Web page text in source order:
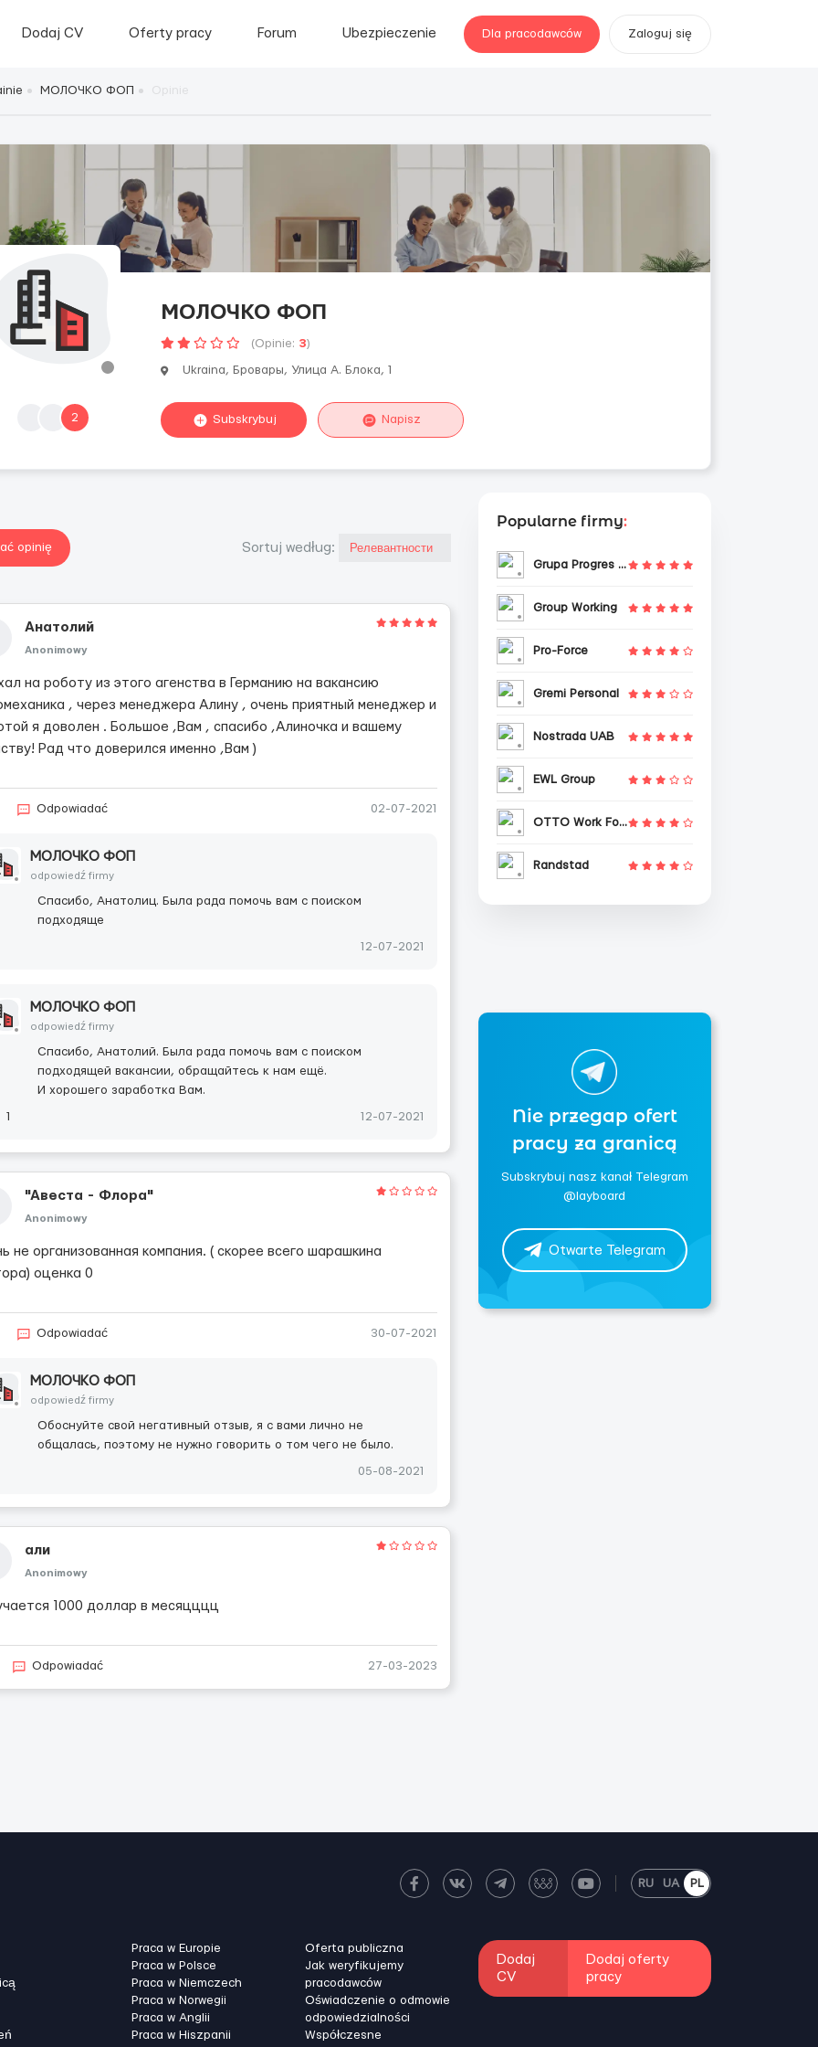
Dodaj CV Oferty pracy Forum Ubezpieczenie Dla pracodawców Zaloguj się
МОЛОЧКО ФОП
2
МОЛОЧКО ФОП
(Opinie: 3)
Ukraina, Бровары, Улица А. Блока, 1
Subskrybuj Napisz
opinię Sortuj według:
Анатолий
Anonimowy
на роботу из этого агенства в Германию на вакансию
, через менеджера Алину , очень приятный менеджер и
я доволен . Большое ,Вам , спасибо ,Алиночка и вашему
Рад что доверился именно ,Вам )
Odpowiadać 02-07-2021
МОЛОЧКО ФОП
odpowiedź firmy
Спасибо, Анатолиц. Была рада помочь вам с поиском
подходяще
12-07-2021
МОЛОЧКО ФОП
odpowiedź firmy
Спасибо, Анатолий. Была рада помочь вам с поиском
подходящей вакансии, обращайтесь к нам ещё.
И хорошего заработка Вам.
1 12-07-2021
"Авеста - Флора"
Anonimowy
не организованная компания. ( скорее всего шарашкина
оценка 0
Odpowiadać 30-07-2021
МОЛОЧКО ФОП
odpowiedź firmy
Обоснуйте свой негативный отзыв, я с вами лично не
общалась, поэтому не нужно говорить о том чего не было.
05-08-2021
али
Anonimowy
1000 доллар в месяцццц
Odpowiadać 27-03-2023
Popularne firmy:
Grupa Progres Sp. z o.o.
Group Working
Pro-Force
Gremi Personal
Nostrada UAB
EWL Group
OTTO Work Force
Randstad
Nie przegap ofert
pracy za granicą
Subskrybuj nasz kanał Telegram
@layboard
Otwarte Telegram
RU UA PL
Praca w Europie
Praca w Polsce
Praca w Niemczech
Praca w Norwegii
Praca w Anglii
Praca w Hiszpanii
Oferta publiczna
Jak weryfikujemy
pracodawców
Oświadczenie o odmowie
odpowiedzialności
Współczesne
Dodaj
CV
Dodaj oferty
pracy